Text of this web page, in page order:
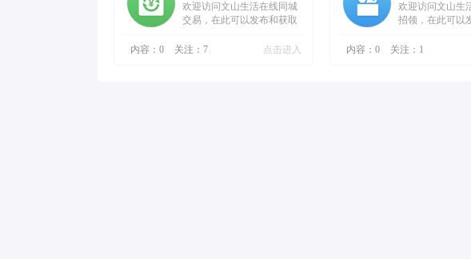
欢迎访问文山生活在线同城
交易，在此可以发布和获取
内容： 0 关注： 7 点击进入
欢迎访问文山生
招领，在此可以
内容： 0 关注： 1